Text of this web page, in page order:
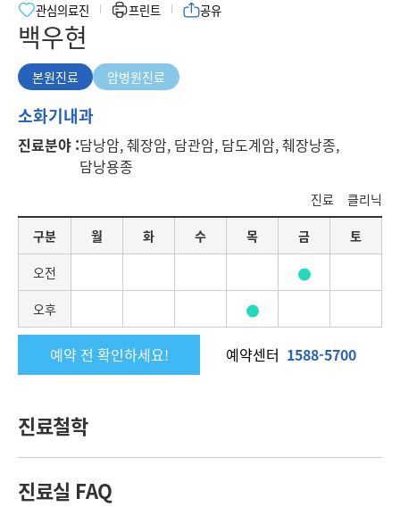
백우현
관심의료진 프린트 공유
본원진료
암병원진료
본
진
소화기내과
진료분야 :담낭암, 췌장암, 담관암, 담도계암, 췌장낭종,
담낭용종
진료
클리닉
별
료
정
구분 월 화 수 목 금 토
오전
오후
예약 전 확인하세요! 예약센터 1588-5700
진료철학
진료실 FAQ